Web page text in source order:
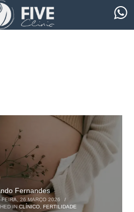
Fernandes
FEIRA, 26 MARÇO 2026
/
INCLÍNICO FERTILIDADE